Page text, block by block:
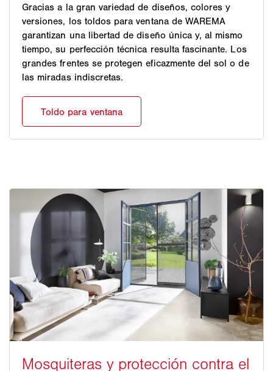
Gracias a la gran variedad de diseños, colores y
versiones, los toldos para ventana de WAREMA
garantizan una libertad de diseño única y, al mismo
tiempo, su perfección técnica resulta fascinante. Los
grandes frentes se protegen eficazmente del sol o de
las miradas indiscretas.